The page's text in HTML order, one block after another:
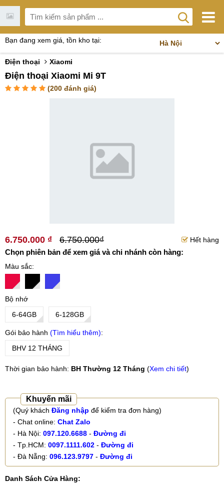
Bạn đang xem giá, tồn kho tại:
Điện thoại Xiaomi
Điện thoại Xiaomi Mi 9T
(200 đánh giá)
6.750.000 ₫ 6.750.000₫ Hết hàng
Chọn phiên bản để xem giá và chi nhánh còn hàng:
Màu sắc
Bộ nhớ
6-64GB
6-128GB
Gói bảo hành
Tìm hiểu thêm
BHV 12 THÁNG
Thời gian bảo hành: BH Thường 12 Tháng (Xem chi tiết)
Khuyến mãi
(Quý khách Đăng nhập để kiểm tra đơn hàng)
- Chat online: Chat Zalo
- Hà Nội: 097.120.6688 - Đường đi
- Tp.HCM: 0097.1111.602 - Đường đi
- Đà Nẵng: 096.123.9797 - Đường đi
Danh Sách Cửa Hàng: